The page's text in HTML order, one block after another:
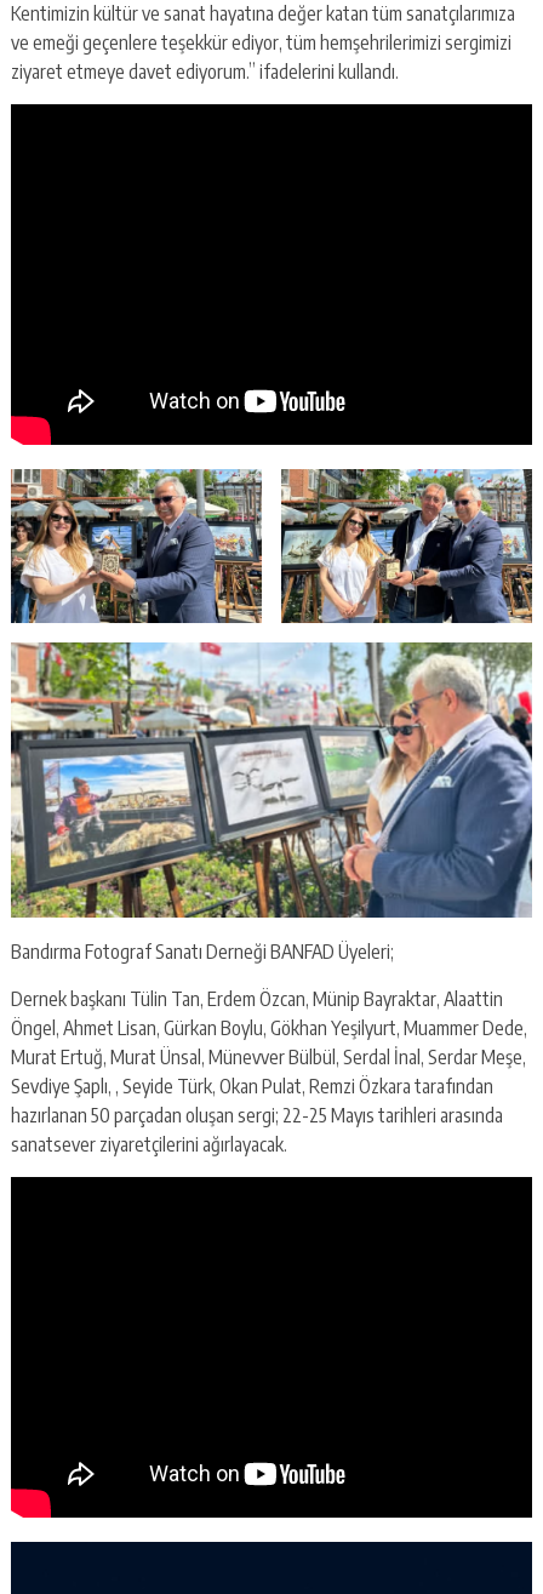
Kentimizin kültür ve sanat hayatına değer katan tüm sanatçılarımıza
ve emeği geçenlere teşekkür ediyor, tüm hemşehrilerimizi sergimizi
ziyaret etmeye davet ediyorum.” ifadelerini kullandı.
Bandırma Fotograf Sanatı Derneği BANFAD Üyeleri;
Dernek başkanı Tülin Tan, Erdem Özcan, Münip Bayraktar, Alaattin
Öngel, Ahmet Lisan, Gürkan Boylu, Gökhan Yeşilyurt, Muammer Dede,
Murat Ertuğ, Murat Ünsal, Münevver Bülbül, Serdal İnal, Serdar Meşe,
Sevdiye Şaplı, , Seyide Türk, Okan Pulat, Remzi Özkara tarafından
hazırlanan 50 parçadan oluşan sergi; 22-25 Mayıs tarihleri arasında
sanatsever ziyaretçilerini ağırlayacak.